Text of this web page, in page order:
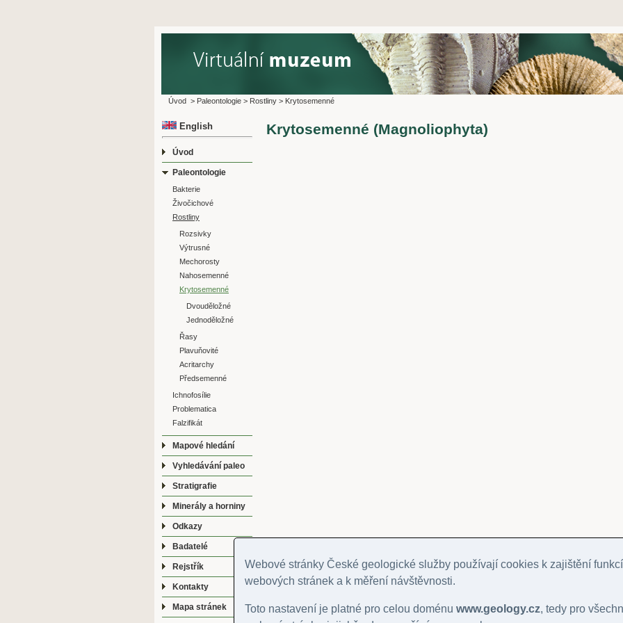
Úvod > Paleontologie > Rostliny > Krytosemenné
English
Úvod
Paleontologie
Bakterie
Živočichové
Rostliny
Rozsivky
Výtrusné
Mechorosty
Nahosemenné
Krytosemenné
Dvouděložné
Jednoděložné
Řasy
Plavuňovité
Acritarchy
Předsemenné
Ichnofosílie
Problematica
Falzifikát
Mapové hledání
Vyhledávání paleo
Stratigrafie
Minerály a horniny
Odkazy
Badatelé
Rejstřík
Kontakty
Mapa stránek
Krytosemenné (Magnoliophyta)
Webové stránky České geologické služby používají cookies k zajištění funkcí
webových stránek a k měření návštěvnosti.
Toto nastavení je platné pro celou doménu www.geology.cz, tedy pro